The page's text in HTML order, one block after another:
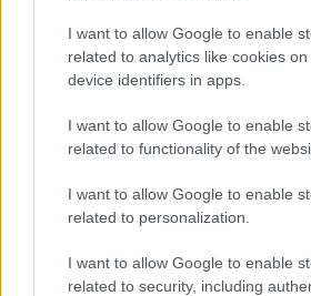
I want to allow Google to enable
related to analytics like cookies
device identifiers in apps.
I want to allow Google to enable
related to functionality of the
I want to allow Google to enable
related to personalization.
I want to allow Google to enable
related to security, including
ΕΡΑΣΙΤΕΧΝΙΚΟ
Μικτές: Η «φουρνιά» του
την τρίτη θέση